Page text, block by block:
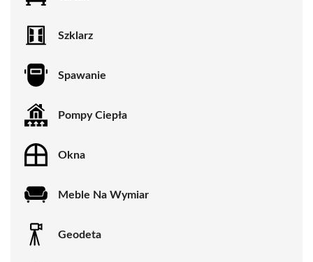
Szklarz
Spawanie
Pompy Ciepła
Okna
Meble Na Wymiar
Geodeta